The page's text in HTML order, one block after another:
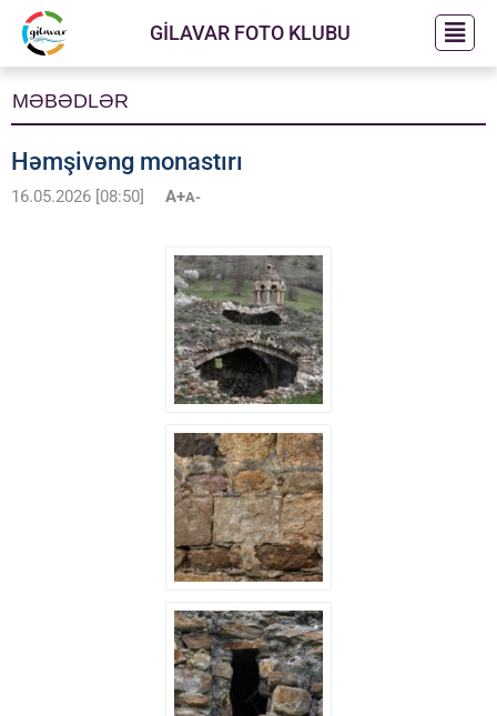
GİLAVAR FOTO KLUBU
MƏBƏDLƏR
Həmşivəng monastırı
16.05.2026 [08:50] A+A-